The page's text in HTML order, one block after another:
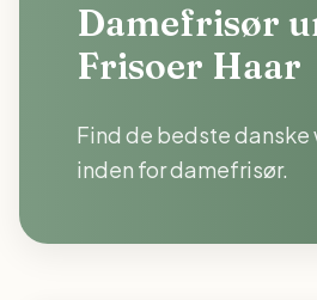
Damefrisør
Frisoer Haar
Find de bedste danske
inden for damefrisør.